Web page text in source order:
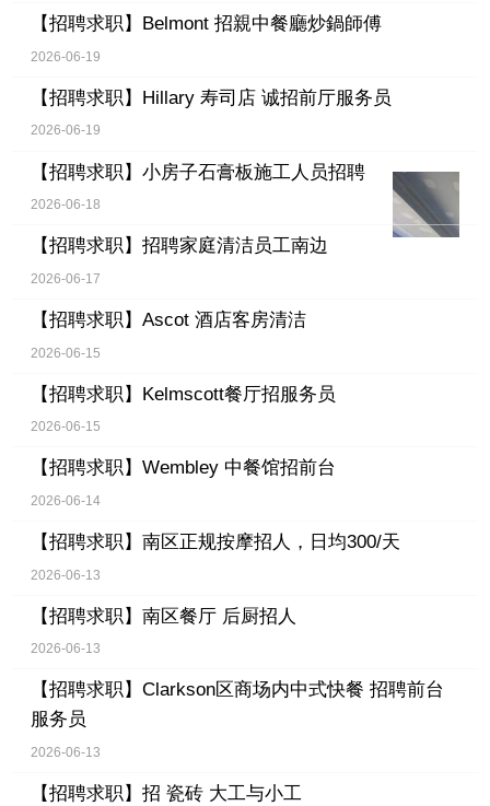
【招聘求职】 Belmont 招親中餐廳炒鍋師傅
2026-06-19
【招聘求职】 Hillary 寿司店 诚招前厅服务员
2026-06-19
【招聘求职】 小房子石膏板施工人员招聘
2026-06-18
【招聘求职】 招聘家庭清洁员工南边
2026-06-17
【招聘求职】 Ascot 酒店客房清洁
2026-06-15
【招聘求职】 Kelmscott餐厅招服务员
2026-06-15
【招聘求职】 Wembley 中餐馆招前台
2026-06-14
【招聘求职】 南区正规按摩招人，日均300/天
2026-06-13
【招聘求职】 南区餐厅 后厨招人
2026-06-13
【招聘求职】 Clarkson区商场内中式快餐 招聘前台
服务员
2026-06-13
【招聘求职】 招 瓷砖 大工与小工